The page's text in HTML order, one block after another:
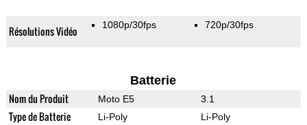
Résolutions Vidéo 1080p/30fps 720p/30fps
Batterie
Nom du Produit Moto E5 3.1
Type de Batterie Li-Poly Li-Poly